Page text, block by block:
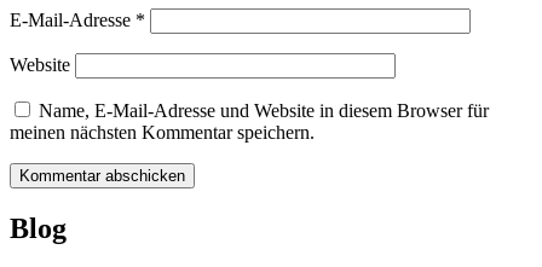
E-Mail-Adresse *
Website
Name, E-Mail-Adresse und Website in diesem Browser für
meinen nächsten Kommentar speichern.
Blog